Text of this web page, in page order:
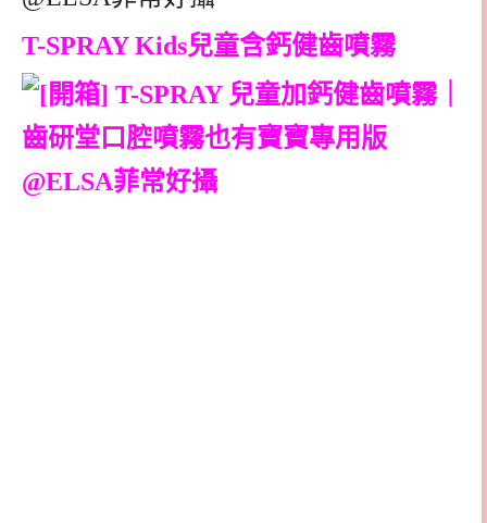
T-SPRAY Kids兒童含鈣健齒噴霧